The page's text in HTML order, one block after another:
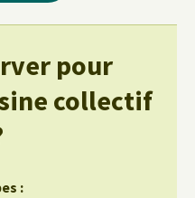
pour
collectif
: